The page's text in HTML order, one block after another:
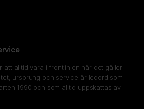
att alltid vara i frontlinjen när det gäller
ursprung och service är ledord som
1990 och som alltid uppskattas av